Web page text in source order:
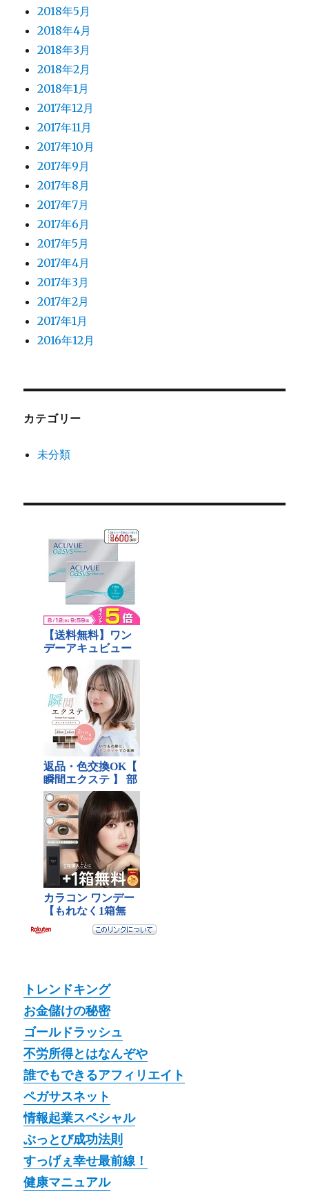
2018年5月
2018年4月
2018年3月
2018年2月
2018年1月
2017年12月
2017年11月
2017年10月
2017年9月
2017年8月
2017年7月
2017年6月
2017年5月
2017年4月
2017年3月
2017年2月
2017年1月
2016年12月
カテゴリー
未分類
トレンドキング
お金儲けの秘密
ゴールドラッシュ
不労所得とはなんぞや
誰でもできるアフィリエイト
ペガサスネット
情報起業スペシャル
ぶっとび成功法則
すっげぇ幸せ最前線！
健康マニュアル